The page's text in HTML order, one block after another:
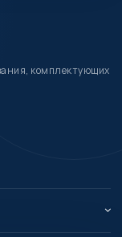
комплектующих